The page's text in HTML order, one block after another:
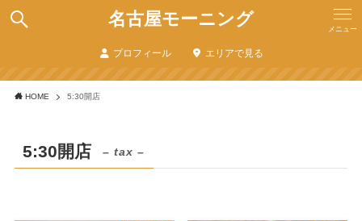
名古屋モーニング メニュー
プロフィール エリアで見る
HOME 5:30開店
5:30開店 – tax –